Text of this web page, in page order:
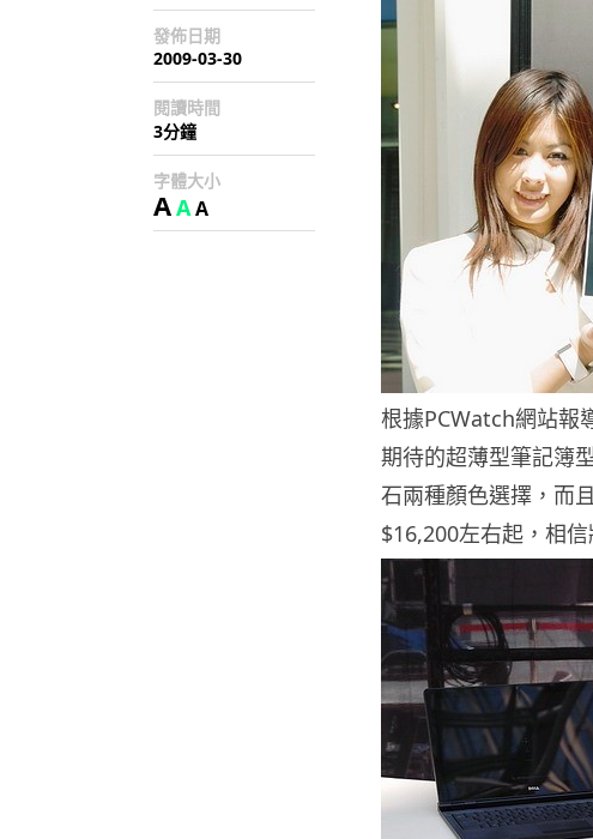
發佈日期
2009-03-30
閱讀時間
3分鐘
字體大小
AAA
根據PCWatch網站報
期待的超薄型筆記簿
石兩種顏色選擇，而
$16,200左右起，相